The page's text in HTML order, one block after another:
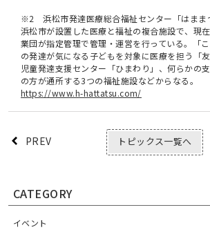
※2 浜松市発達医療総合福祉センター「はまま
浜松市が設置した医療と福祉の複合施設で、現
業団が指定管理で管理・運営を行っている。「こ
の発達が気になる子どもを対象に医療を担う「友
児童発達支援センター「ひまわり」、何らかの
の方が通所する3つの福祉施設などからなる。
https://www.h-hattatsu.com/
PREV トピックス一覧へ
CATEGORY
イベント